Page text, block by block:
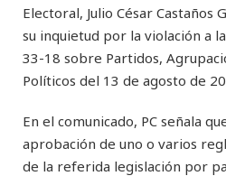
Electoral, Julio César Castaños
su inquietud por la violación a
33-18 sobre Partidos,
Políticos del 13 de agosto de
En el comunicado, PC señala
aprobación de uno o varios
de la referida legislación por